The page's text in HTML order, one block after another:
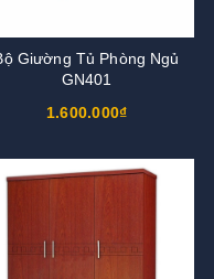
Giường Tủ Phòng Ngủ
GN401
1.600.000₫